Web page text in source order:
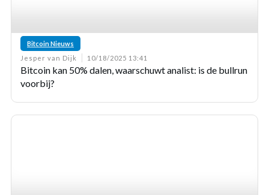
Bitcoin Nieuws
Jesper van Dijk
10/18/2025 13:41
Bitcoin kan 50% dalen, waarschuwt analist: is de bullrun
voorbij?